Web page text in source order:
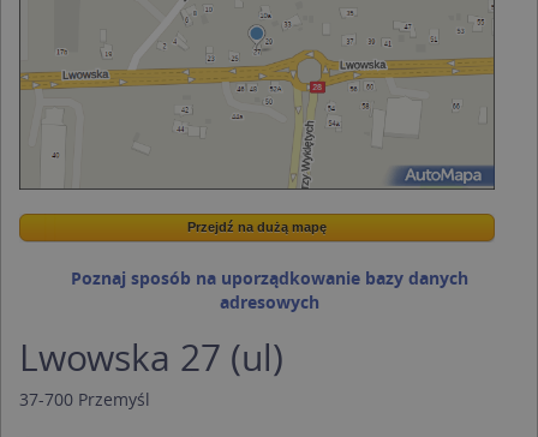
Wstaw tę mapkę na swoją stronę
Przejdź na dużą mapę
Przejdź na dużą mapę
Poznaj sposób na uporządkowanie bazy danych
adresowych
Lwowska 27 (ul)
37-700 Przemyśl